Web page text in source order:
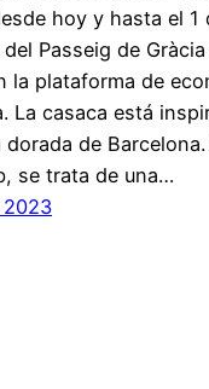
hoy y hasta el 1
Passeig de
la plataforma de
La casaca está
de Barcelona.
se trata de una…
2023